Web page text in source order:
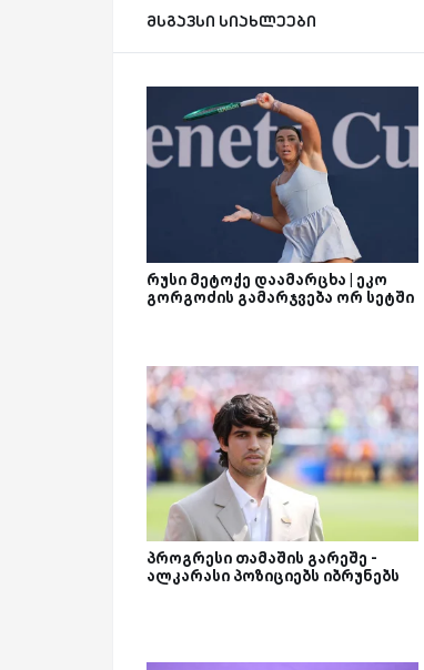
მსგავსი სიახლეები
რუსი მეტოქე დაამარცხა | ეკო
გორგოძის გამარჯვება ორ სეტში
პროგრესი თამაშის გარეშე -
ალკარასი პოზიციებს იბრუნებს